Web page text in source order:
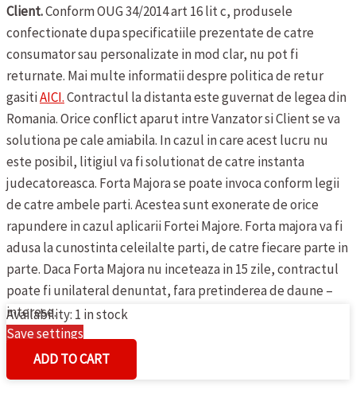
Client.Conform OUG 34/2014 art 16 lit c, produsele
confectionate dupa specificatiile prezentate de catre
consumator sau personalizate in mod clar, nu pot fi
returnate. Mai multe informatii despre politica de retur
gasitiAICI.Contractul la distanta este guvernat de legea din
Romania. Orice conflict aparut intre Vanzator si Client se va
solutiona pe cale amiabila. In cazul in care acest lucru nu
este posibil, litigiul va fi solutionat de catre instanta
judecatoreasca. Forta Majora se poate invoca conform legii
de catre ambele parti. Acestea sunt exonerate de orice
rapundere in cazul aplicarii Fortei Majore. Forta majora va fi
adusa la cunostinta celeilalte parti, de catre fiecare parte in
parte. Daca Forta Majora nu inceteaza in 15 zile, contractul
poate fi unilateral denuntat, fara pretinderea de daune –
interese.
Save settings
Cookies settings
Availability: 1 in stock
ADD TO CART